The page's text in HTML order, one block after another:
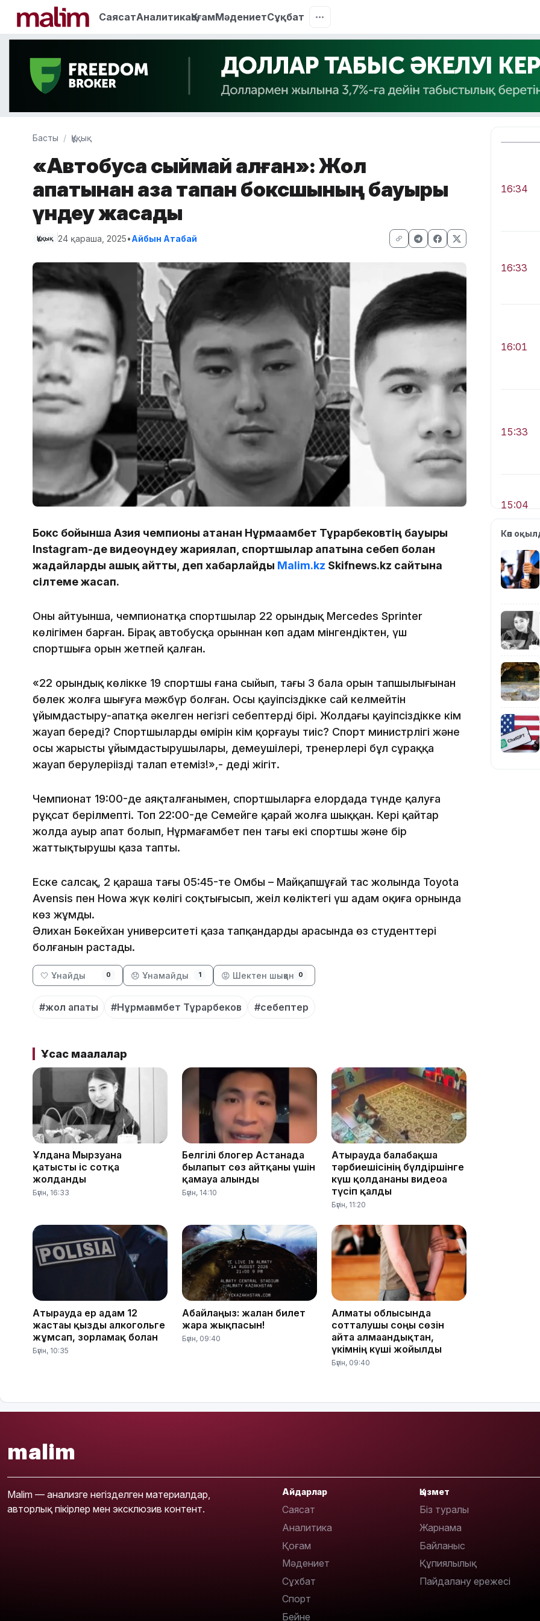
СаясатАналитикаҚоғамМәдениетСұқбат
Басты Құқық
«Автобусқа сыймай қалған»: Жол
апатынан қаза тапқан боксшының бауыры
үндеу жасады
Құқық 24 қараша, 2025•Айбын Атабай
Бокс бойынша Азия чемпионы атанған Нұрмағамбет Тұрарбековтің бауыры
Instagram-де видеоүндеу жариялап, спортшылар апатына себеп болған
жағдайларды ашық айтты, деп хабарлайды Malim.kz Skifnews.kz сайтына
сілтеме жасап.
Оның айтуынша, чемпионатқа спортшылар 22 орындық Mercedes Sprinter
көлігімен барған. Бірақ автобусқа орыннан көп адам мінгендіктен, үш
спортшыға орын жетпей қалған.
«22 орындық көлікке 19 спортшы ғана сыйып, тағы 3 бала орын тапшылығынан
бөлек жолға шығуға мәжбүр болған. Осы қауіпсіздікке сай келмейтін
ұйымдастыру-апатқа әкелген негізгі себептердің бірі. Жолдағы қауіпсіздікке кім
жауап береді? Спортшылардың өмірін кім қорғауы тиіс? Спорт министрлігі және
осы жарыстың ұйымдастырушылары, демеушілері, тренерлері бұл сұраққа
жауап берулеріңізді талап етеміз!»,- деді жігіт.
Чемпионат 19:00-де аяқталғанымен, спортшыларға елордада түнде қалуға
рұқсат берілмепті. Топ 22:00-де Семейге қарай жолға шыққан. Кері қайтар
жолда ауыр апат болып, Нұрмағамбет пен тағы екі спортшы және бір
жаттықтырушы қаза тапты.
Еске салсақ, 2 қараша таңғы 05:45-те Омбы – Майқапшұғай тас жолында Toyota
Avensis пен Howa жүк көлігі соқтығысып, жеңіл көліктегі үш адам оқиға орнында
көз жұмды.
Әлихан Бөкейхан университеті қаза тапқандардың арасында өз студенттері
болғанын растады.
🤍 Ұнайды 0 😞 Ұнамайды 1 😡 Шектен шыққан 0
#жол апаты #Нұрмағамбет Тұрарбеков #себептер
Ұқсас мақалалар
Ұлдана Мырзуанға
қатысты іс сотқа
жолданды
Бүгін, 16:33
Белгілі блогер Астанада
былапыт сөз айтқаны үшін
қамауға алынды
Бүгін, 14:10
Атырауда балабақша
тәрбиешісінің бүлдіршінге
күш қолданғаны видеоға
түсіп қалды
Бүгін, 11:20
Атырауда ер адам 12
жастағы қызды алкогольге
жұмсап, зорламақ болған
Бүгін, 10:35
Абайлаңыз: жалған билет
жарға жықпасын!
Бүгін, 09:40
Алматы облысында
сотталушы соңғы сөзін
айта алмағандықтан,
үкімнің күші жойылды
Бүгін, 09:40
16:34
16:33
16:01
15:33
15:04
13:14
Көп
malim
Malim — анализге негізделген материалдар,
авторлық пікірлер мен эксклюзив контент.
Айдарлар
Саясат
Аналитика
Қоғам
Мәдениет
Сұхбат
Спорт
Бейне
Қызмет
Біз туралы
Жарнама
Байланыс
Құпиялылық
Пайдалану ережесі